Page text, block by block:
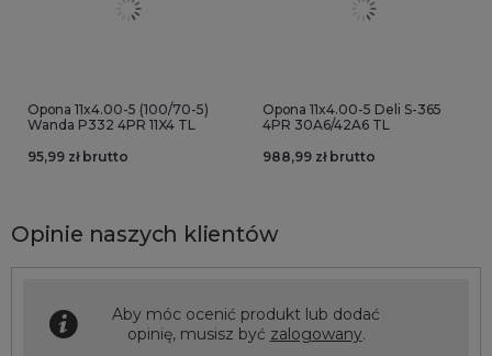
Opona 11x4.00-5 (100/70-5)
Wanda P332 4PR 11X4 TL
95,99 zł brutto
Opona 11x4.00-5 Deli S-365
4PR 30A6/42A6 TL
988,99 zł brutto
Opinie naszych klientów
Aby móc ocenić produkt lub dodać
opinię, musisz być zalogowany.